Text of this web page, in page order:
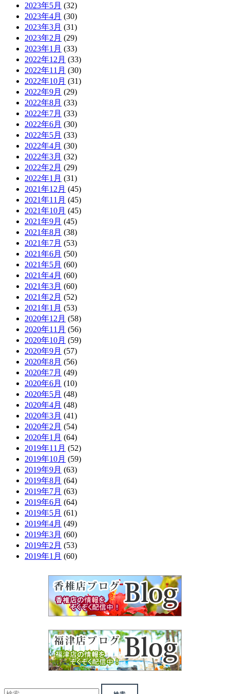
2023年5月 (32)
2023年4月 (30)
2023年3月 (31)
2023年2月 (29)
2023年1月 (33)
2022年12月 (33)
2022年11月 (30)
2022年10月 (31)
2022年9月 (29)
2022年8月 (33)
2022年7月 (33)
2022年6月 (30)
2022年5月 (33)
2022年4月 (30)
2022年3月 (32)
2022年2月 (29)
2022年1月 (31)
2021年12月 (45)
2021年11月 (45)
2021年10月 (45)
2021年9月 (45)
2021年8月 (38)
2021年7月 (53)
2021年6月 (50)
2021年5月 (60)
2021年4月 (60)
2021年3月 (60)
2021年2月 (52)
2021年1月 (53)
2020年12月 (58)
2020年11月 (56)
2020年10月 (59)
2020年9月 (57)
2020年8月 (56)
2020年7月 (49)
2020年6月 (10)
2020年5月 (48)
2020年4月 (48)
2020年3月 (41)
2020年2月 (54)
2020年1月 (64)
2019年11月 (52)
2019年10月 (59)
2019年9月 (63)
2019年8月 (64)
2019年7月 (63)
2019年6月 (64)
2019年5月 (61)
2019年4月 (49)
2019年3月 (60)
2019年2月 (53)
2019年1月 (60)
検